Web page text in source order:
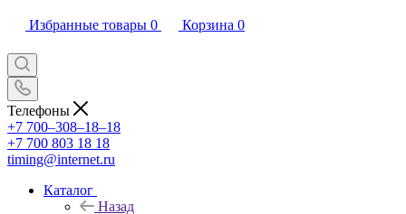
Избранные товары 0 Корзина 0
Телефоны
+7 700‒308‒18‒18
+7 700 803 18 18
timing@internet.ru
Каталог
Назад